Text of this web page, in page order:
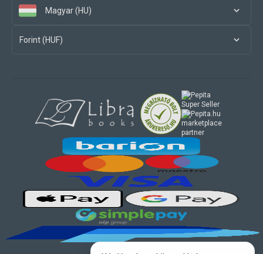
Magyar (HU)
Forint (HUF)
marketplace
partner